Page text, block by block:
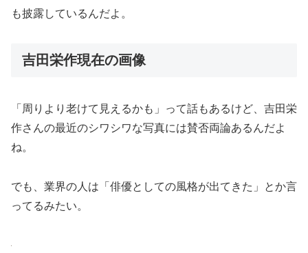
も披露しているんだよ。
吉田栄作現在の画像
「周りより老けて見えるかも」って話もあるけど、吉田栄
作さんの最近のシワシワな写真には賛否両論あるんだよ
ね。
でも、業界の人は「俳優としての風格が出てきた」とか言
ってるみたい。